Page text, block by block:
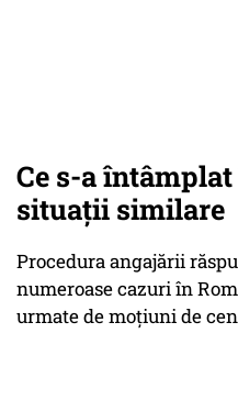
Ce s-a
situații similare
Procedura angajării
numeroase cazuri în
urmate de moțiuni de